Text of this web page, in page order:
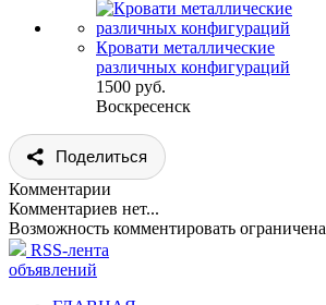
Кровати металлические
различных конфигураций
1500 руб.
Воскресенск
Поделиться
Комментарии
Комментариев нет...
Возможность комментировать ограничена
RSS-лента
объявлений